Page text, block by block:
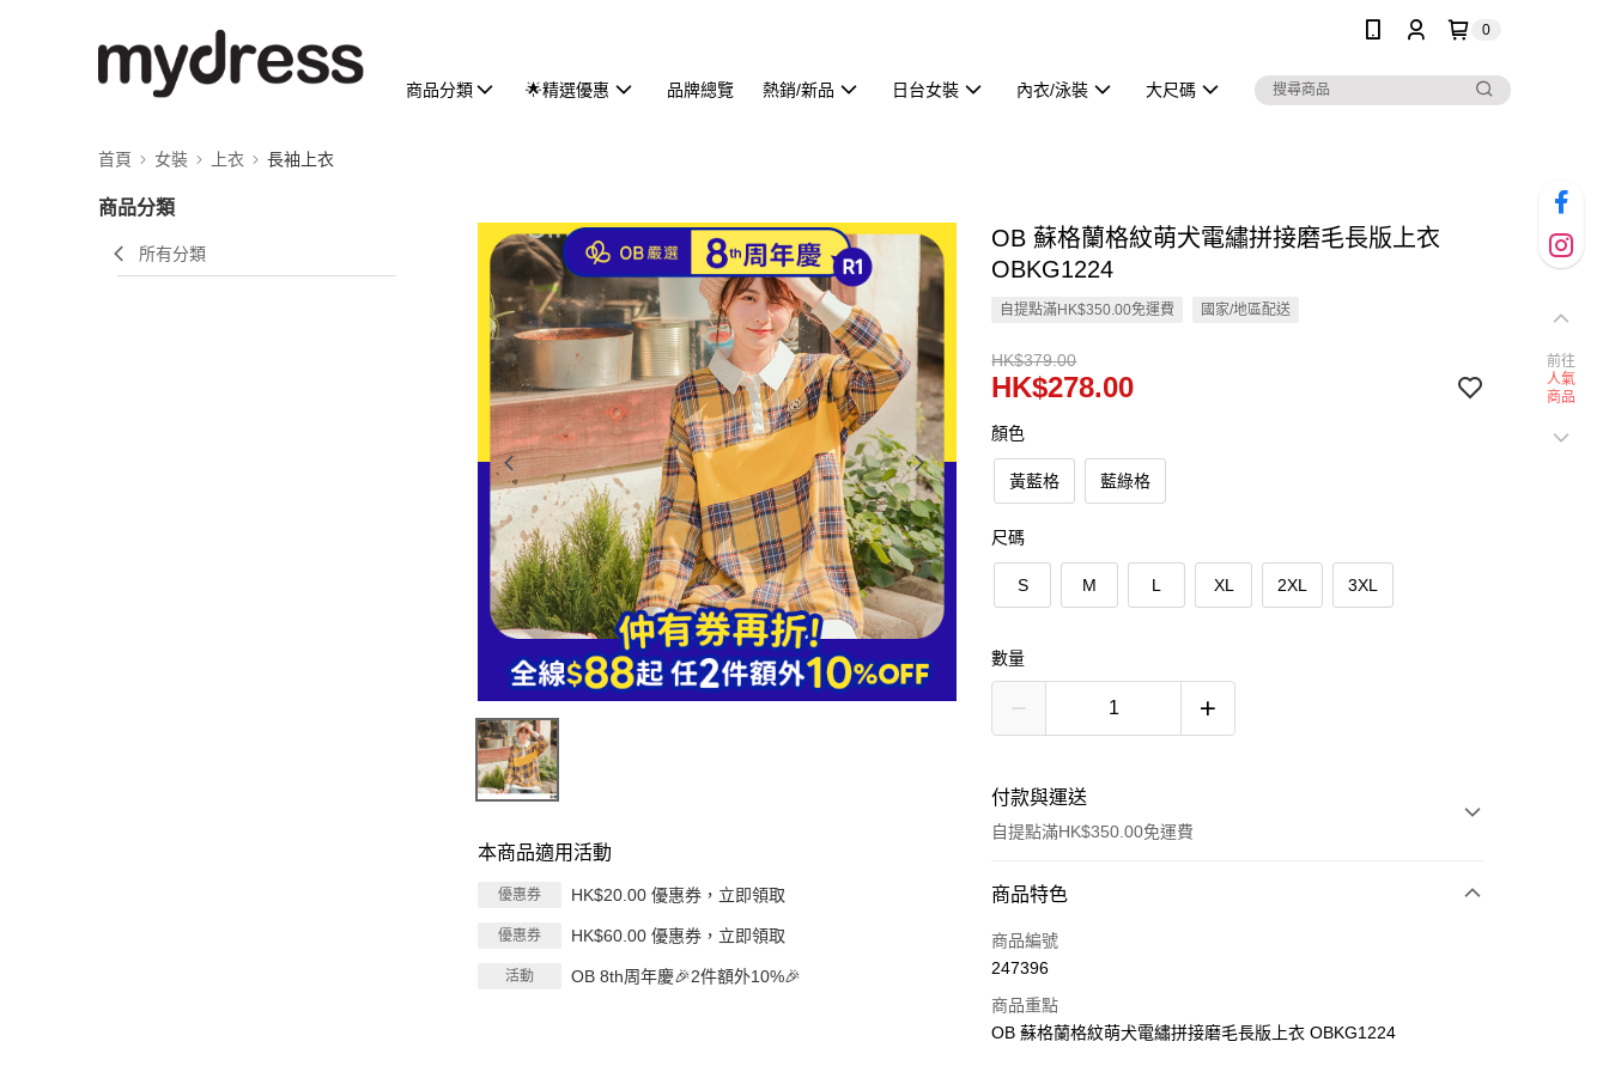
0
商品分類 🌟精選優惠 品牌總覽 熱銷/新品 日台女裝 內衣/泳裝 大尺碼
首頁 女裝 上衣 長袖上衣
商品分類
所有分類
本商品適用活動
優惠券 HK$20.00 優惠券，立即領取
優惠券 HK$60.00 優惠券，立即領取
活動 OB 8th周年慶🎉2件額外10%🎉
OB 蘇格蘭格紋萌犬電繡拼接磨毛長版上衣
OBKG1224
自提點滿HK$350.00免運費 國家/地區配送
HK$379.00
HK$278.00
顏色
黃藍格 藍綠格
尺碼
S M L XL 2XL 3XL
數量
付款與運送
自提點滿HK$350.00免運費
付款方式
信用卡
AlipayHK
商品特色
商品編號
247396
商品重點
OB 蘇格蘭格紋萌犬電繡拼接磨毛長版上衣 OBKG1224
前往
人氣
商品